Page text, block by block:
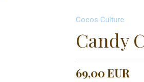
Cocos Culture
Candy
69,00 EUR